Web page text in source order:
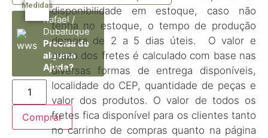
Rafael /
Dubatuque
Precisa de
alguma
Ajuda?
Comprar
Medidasdisponibilidade em estoque, caso não
tenha no estoque, o tempo de produção
demora de 2 a 5 dias úteis. O valor e
prazo dos fretes é calculado com base nas
diversas formas de entrega disponíveis,
localidade do CEP, quantidade de peças e
valor dos produtos. O valor de todos os
fretes fica disponível para os clientes tanto
no carrinho de compras quanto na página